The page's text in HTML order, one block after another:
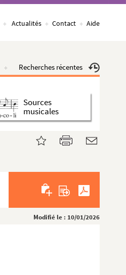
Actualités Contact Aide
Recherches récentes
Sources
musicales
Modifié le : 10/01/2026